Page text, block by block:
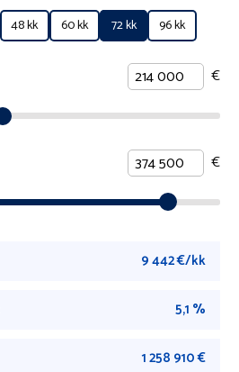
48 kk 60 kk 72 kk 96 kk
€
€
9 442€/kk
5,1 %
1 258 910€